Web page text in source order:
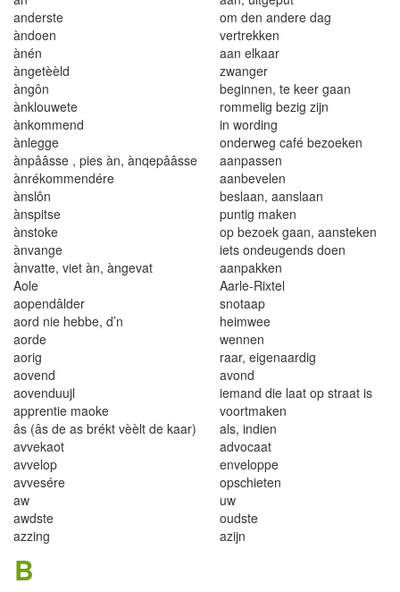
anderste
om den andere dag
àndoen
vertrekken
ànén
aan elkaar
àngetèèld
zwanger
àngôn
beginnen, te keer gaan
ànklouwete
rommelig bezig zijn
ànkommend
in wording
ànlegge
onderweg café bezoeken
ànpââsse , pies àn, ànqepââsse
aanpassen
ànrékommendére
aanbevelen
ànslôn
beslaan, aanslaan
ànspitse
puntig maken
ànstoke
op bezoek gaan, aansteken
ànvange
iets ondeugends doen
ànvatte, viet àn, àngevat
aanpakken
Aole
Aarle-Rixtel
aopendâlder
snotaap
aord nie hebbe, d’n
heimwee
aorde
wennen
aorig
raar, eigenaardig
aovend
avond
aovenduujl
iemand die laat op straat is
apprentie maoke
voortmaken
âs (âs de as brékt vèèlt de kaar)
als, indien
avvekaot
advocaat
avvelop
enveloppe
avvesére
opschieten
aw
uw
awdste
oudste
azzing
azijn
B